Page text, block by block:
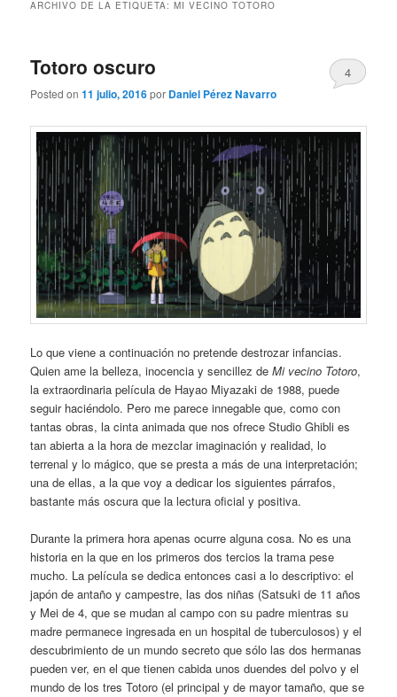
ARCHIVO DE LA ETIQUETA:MI VECINO TOTORO
Totoro oscuro
Posted on11 julio, 2016por Daniel Pérez Navarro
4
Lo que viene a continuación no pretende destrozar infancias.
Quien ame la belleza, inocencia y sencillez deMi vecino Totoro,
la extraordinaria película de Hayao Miyazaki de 1988, puede
seguir haciéndolo. Pero me parece innegable que, como con
tantas obras, la cinta animada que nos ofrece Studio Ghibli es
tan abierta a la hora de mezclar imaginación y realidad, lo
terrenal y lo mágico, que se presta a más de una interpretación;
una de ellas, a la que voy a dedicar los siguientes párrafos,
bastante más oscura que la lectura oficial y positiva.
Durante la primera hora apenas ocurre alguna cosa. No es una
historia en la que en los primeros dos tercios la trama pese
mucho. La película se dedica entonces casi a lo descriptivo: el
japón de antaño y campestre, las dos niñas (Satsuki de 11 años
y Mei de 4, que se mudan al campo con su padre mientras su
madre permanece ingresada en un hospital de tuberculosos) y el
descubrimiento de un mundo secreto que sólo las dos hermanas
pueden ver, en el que tienen cabida unos duendes del polvo y el
mundo de los tres Totoro (el principal y de mayor tamaño, que se